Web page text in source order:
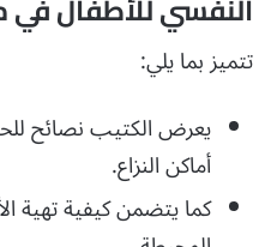
تتميز بما يلي:
يعرض الكتيب نصائح
أماكن النزاع.
كما يتضمن كيفية تهية